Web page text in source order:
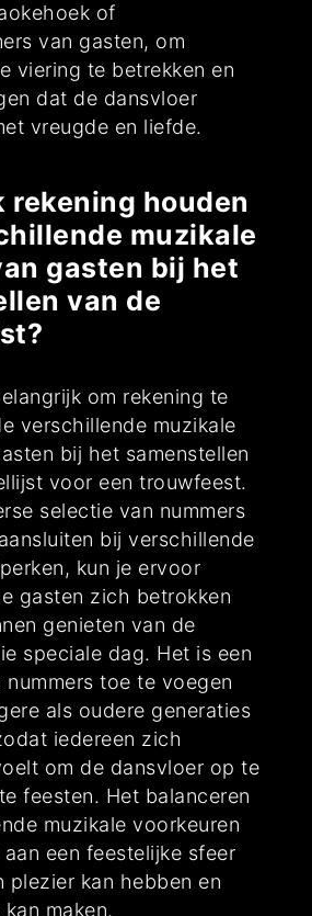
of
van gasten, om
viering te betrekken en
dat de dansvloer
vreugde en liefde.
rekening houden
muzikale
gasten bij het
van de
om rekening te
verschillende muzikale
bij het samenstellen
voor een trouwfeest.
selectie van nummers
bij verschillende
kun je ervoor
gasten zich betrokken
genieten van de
speciale dag. Het is een
nummers toe te voegen
als oudere generaties
iedereen zich
om de dansvloer op te
feesten. Het balanceren
muzikale voorkeuren
een feestelijke sfeer
plezier kan hebben en
maken.